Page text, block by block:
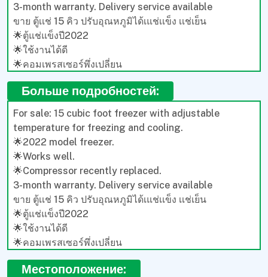
3-month warranty. Delivery service available
ขาย ตู้เเช่ 15 คิว ปรับอุณหภูมิได้เแช่เเข็ง เเช่เย็น
🌟ตู้แช่แข็งปี2022
🌟ใช้งานได้ดี
🌟คอมเพรสเซอร์พึ่งเปลี่ยน
Больше подробностей:
For sale: 15 cubic foot freezer with adjustable
temperature for freezing and cooling.
🌟2022 model freezer.
🌟Works well.
🌟Compressor recently replaced.
3-month warranty. Delivery service available
ขาย ตู้เเช่ 15 คิว ปรับอุณหภูมิได้เแช่เเข็ง เเช่เย็น
🌟ตู้แช่แข็งปี2022
🌟ใช้งานได้ดี
🌟คอมเพรสเซอร์พึ่งเปลี่ยน
Местоположение: